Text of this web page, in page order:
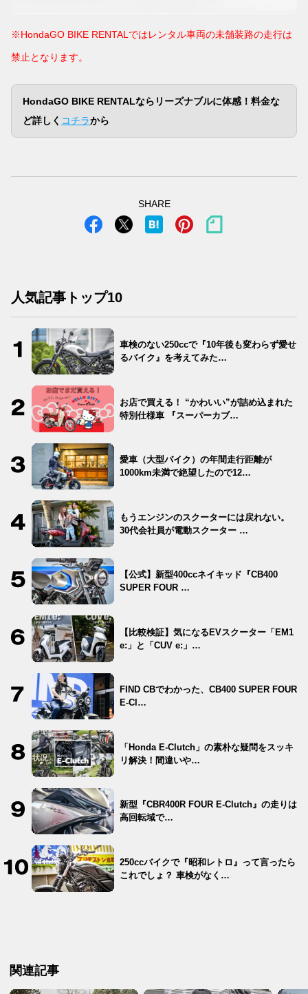
※HondaGO BIKE RENTALではレンタル車両の未舗装路の走行は
禁止となります。
HondaGO BIKE RENTALならリーズナブルに体感！料金な
ど詳しく コチラから
SHARE
人気記事トップ10
車検のない250ccで『10年後も変わらず愛せ
るバイク』を考えてみた…
お店で買える！ “かわいい”が詰め込まれた
特別仕様車 『スーパーカブ…
愛車（大型バイク）の年間走行距離が
1000km未満で絶望したので12…
もうエンジンのスクーターには戻れない。
30代会社員が電動スクーター …
【公式】新型400ccネイキッド『CB400
SUPER FOUR …
【比較検証】気になるEVスクーター「EM1
e:」と「CUV e:」…
FIND CBでわかった、CB400 SUPER FOUR
E-Cl…
「Honda E-Clutch」の素朴な疑問をスッキ
リ解決！間違いや…
新型『CBR400R FOUR E-Clutch』の走りは
高回転域で…
250ccバイクで『昭和レトロ』って言ったら
これでしょ？ 車検がなく…
関連記事